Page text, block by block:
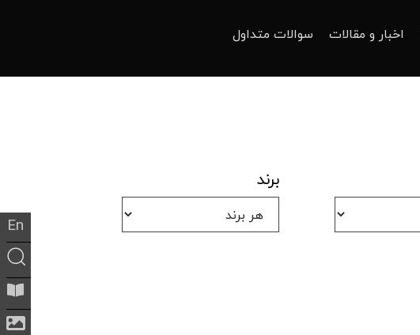
اخبار و مقالات سوالات متداول
En
برند